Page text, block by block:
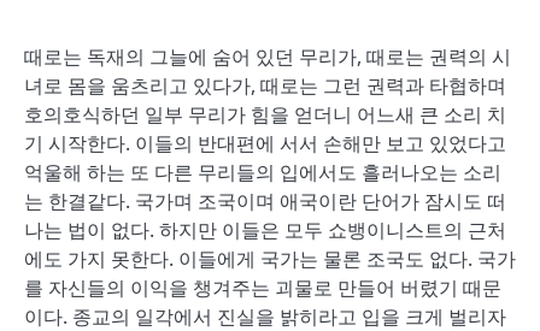
때로는 독재의 그늘에 숨어 있던 무리가, 때로는 권력의 시
녀로 몸을 움츠리고 있다가, 때로는 그런 권력과 타협하며
호의호식하던 일부 무리가 힘을 얻더니 어느새 큰 소리 치
기 시작한다. 이들의 반대편에 서서 손해만 보고 있었다고
억울해 하는 또 다른 무리들의 입에서도 흘러나오는 소리
는 한결같다. 국가며 조국이며 애국이란 단어가 잠시도 떠
나는 법이 없다. 하지만 이들은 모두 쇼뱅이니스트의 근처
에도 가지 못한다. 이들에게 국가는 물론 조국도 없다. 국가
를 자신들의 이익을 챙겨주는 괴물로 만들어 버렸기 때문
이다. 종교의 일각에서 진실을 밝히라고 입을 크게 벌리자